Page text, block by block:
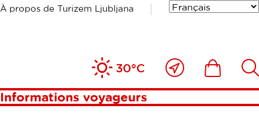
À propos de Turizem Ljubljana
30°C
Près
de
moi
Informations voyageurs